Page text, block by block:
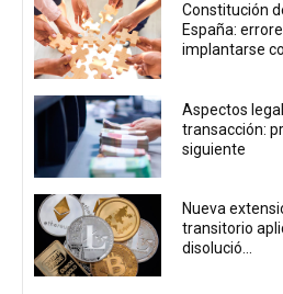
Constitución
España:
implantarse
Aspectos
transacción:
siguiente
Nueva
transitorio
disolució...